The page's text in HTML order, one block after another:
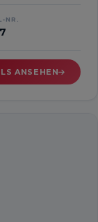
NR.
ANSEHEN